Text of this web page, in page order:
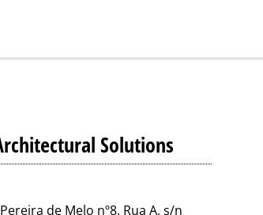
Solutions
de Melo nº8, Rua A, s/n